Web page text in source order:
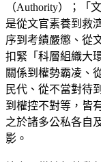
（Authority）；「
是從文官素養到救
序到考績嚴懲、從
扣緊「科層組織大
關係到權勢霸凌、
民代、從不當對待
到權控不對等，皆
之於諸多公私各自
影。